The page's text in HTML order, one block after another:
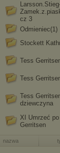
cz 3
Odmieniec(1)
Stockett
Tess
Tess
Tess
dziewczyna
XI Umrzeć
Gerritsen
nazwa